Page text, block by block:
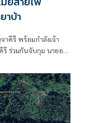
าบ้า
คีรี พร้อมกำลังเจ้า
ร่วมกันจับกุม นายอภิ
นกระเป๋าสะพายข้างสี
กร จำนวน 1 ชิ้น ,มี